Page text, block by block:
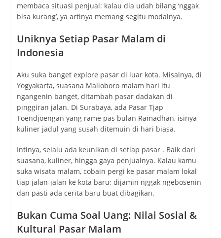
membaca situasi penjual: kalau dia udah bilang ‘nggak
bisa kurang’, ya artinya memang segitu modalnya.
Uniknya Setiap Pasar Malam di
Indonesia
Aku suka banget explore pasar di luar kota. Misalnya, di
Yogyakarta, suasana Malioboro malam hari itu
ngangenin banget, ditambah pasar dadakan di
pinggiran jalan. Di Surabaya, ada Pasar Tjap
Toendjoengan yang rame pas bulan Ramadhan, isinya
kuliner jadul yang susah ditemuin di hari biasa.
Intinya, selalu ada keunikan di setiap pasar . Baik dari
suasana, kuliner, hingga gaya penjualnya. Kalau kamu
suka wisata malam, cobain pergi ke pasar malam lokal
tiap jalan-jalan ke kota baru; dijamin nggak ngebosenin
dan pasti ada cerita baru buat dibagikan.
Bukan Cuma Soal Uang: Nilai Sosial &
Kultural Pasar Malam